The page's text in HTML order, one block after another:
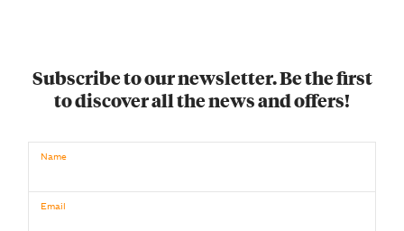
Subscribe to our newsletter. Be the first
to discover all the news and offers!
Name
Email